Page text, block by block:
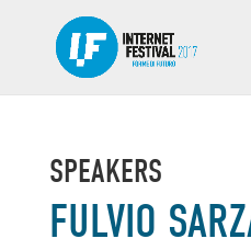
SPEAKERS
FULVIO